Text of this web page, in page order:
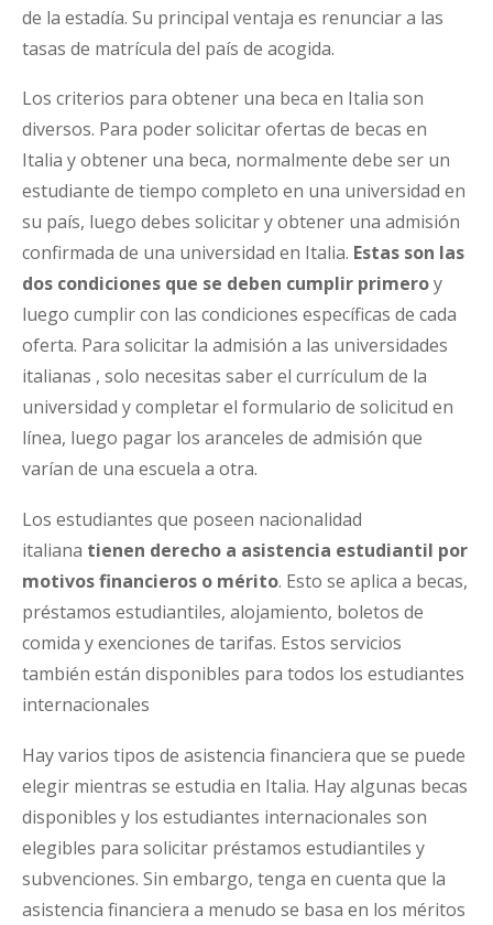
de la estadía. Su principal ventaja es renunciar a las
tasas de matrícula del país de acogida.
Los criterios para obtener una beca en Italia son
diversos. Para poder solicitar ofertas de becas en
Italia y obtener una beca, normalmente debe ser un
estudiante de tiempo completo en una universidad en
su país, luego debes solicitar y obtener una admisión
confirmada de una universidad en Italia. Estas son las
dos condiciones que se deben cumplir primeroy
luego cumplir con las condiciones específicas de cada
oferta. Para solicitar la admisión a las universidades
italianas , solo necesitas saber el currículum de la
universidad y completar el formulario de solicitud en
línea, luego pagar los aranceles de admisión que
varían de una escuela a otra.
Los estudiantes que poseen nacionalidad
italiana tienen derecho a asistencia estudiantil por
motivos financieros o mérito. Esto se aplica a becas,
préstamos estudiantiles, alojamiento, boletos de
comida y exenciones de tarifas. Estos servicios
también están disponibles para todos los estudiantes
internacionales
Hay varios tipos de asistencia financiera que se puede
elegir mientras se estudia en Italia. Hay algunas becas
disponibles y los estudiantes internacionales son
elegibles para solicitar préstamos estudiantiles y
subvenciones. Sin embargo, tenga en cuenta que la
asistencia financiera a menudo se basa en los méritos